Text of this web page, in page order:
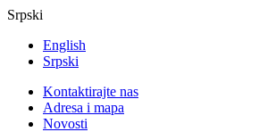
Srpski
English
Srpski
Kontaktirajte nas
Adresa i mapa
Novosti